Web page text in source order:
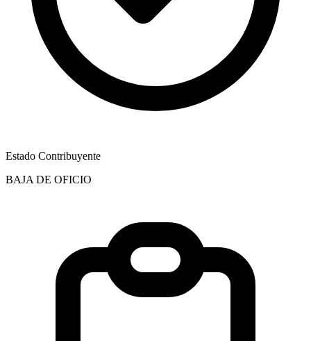
Estado Contribuyente
BAJA DE OFICIO